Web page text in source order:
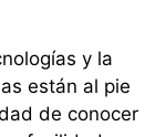
y la
están al pie
de conocer